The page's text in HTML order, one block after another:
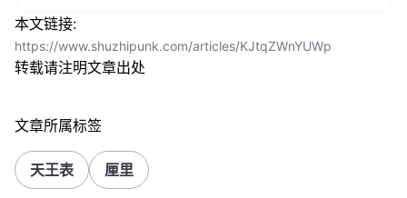
本文链接:
https://www.shuzhipunk.com/articles/KJtqZWnYUWp
转载请注明文章出处
文章所属标签
天王表 厘里